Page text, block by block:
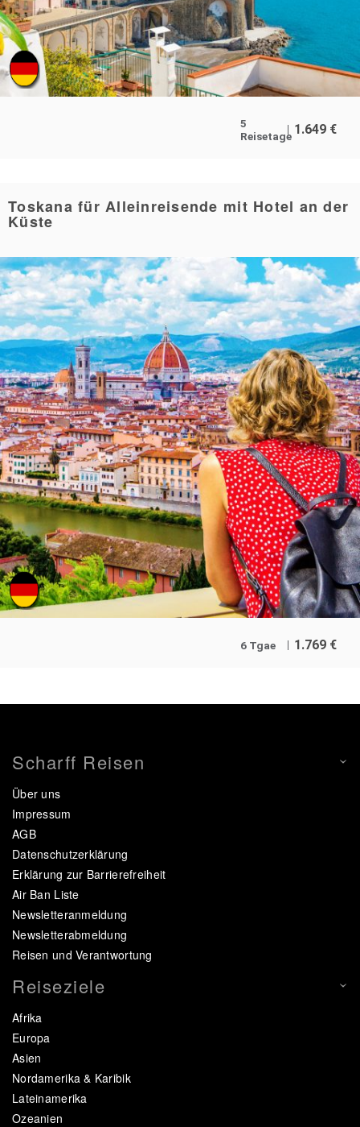
5
Reisetage 1.649 €
Toskana für Alleinreisende mit Hotel an der
Küste
6 Tgae 1.769 €
Scharff Reisen
Über uns
Impressum
AGB
Datenschutzerklärung
Erklärung zur Barrierefreiheit
Air Ban Liste
Newsletteranmeldung
Newsletterabmeldung
Reisen und Verantwortung
Reiseziele
Afrika
Europa
Asien
Nordamerika & Karibik
Lateinamerika
Ozeanien